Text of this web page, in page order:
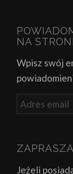
NA
Wpisz swój
Jeżeli